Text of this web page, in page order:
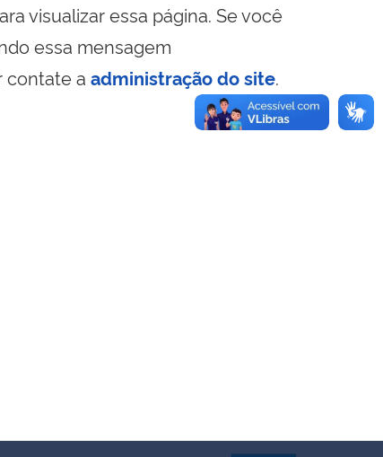
visualizar essa página. Se você
essa mensagem
contate a administração do site.